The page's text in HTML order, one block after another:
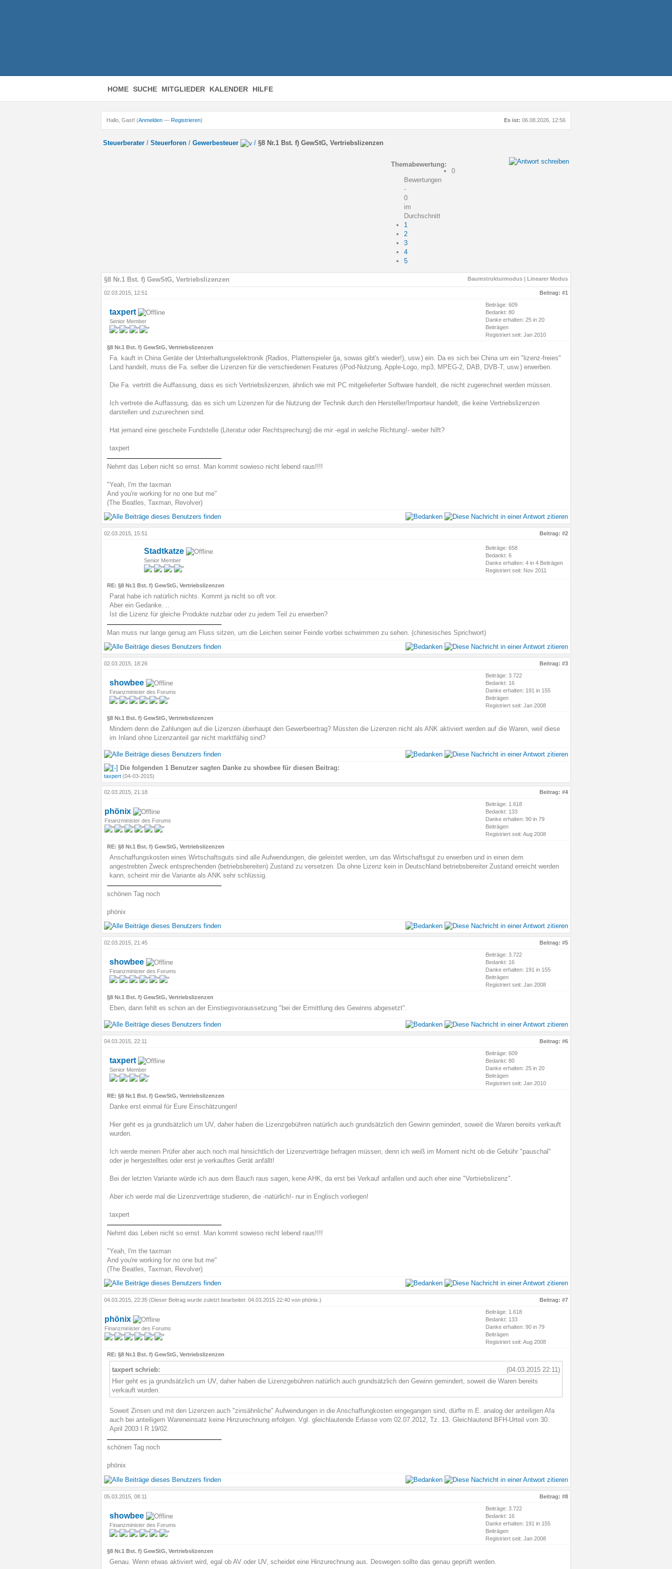
HOME SUCHE MITGLIEDER KALENDER HILFE
Es ist: 06.08.2026, 12:56
Hallo, Gast! (Anmelden— Registrieren)
Steuerberater/ Steuerforen/ Gewerbesteuer / §8 Nr.1 Bst. f) GewStG, Vertriebslizenzen
Themabewertung:
0
Bewertungen
-
0
im
Durchschnitt
1
2
3
4
5
Baumstrukturmodus| Linearer Modus
§8 Nr.1 Bst. f) GewStG, Vertriebslizenzen
02.03.2015, 12:51 Beitrag: #1
taxpert
Senior Member
Beiträge: 609
Bedankt: 80
Danke erhalten: 25 in 20
Beiträgen
Registriert seit: Jan 2010
§8 Nr.1 Bst. f) GewStG, Vertriebslizenzen
Fa. kauft in China Geräte der Unterhaltungselektronik (Radios, Plattenspieler (ja, sowas gibt's wieder!), usw.) ein. Da es sich bei China um ein "lizenz-freies"
Land handelt, muss die Fa. selber die Lizenzen für die verschiedenen Features (iPod-Nutzung, Apple-Logo, mp3, MPEG-2, DAB, DVB-T, usw.) erwerben.
Die Fa. vertritt die Auffassung, dass es sich Vertriebslizenzen, ähnlich wie mit PC mitgelieferter Software handelt, die nicht zugerechnet werden müssen.
Ich vertrete die Auffassung, das es sich um Lizenzen für die Nutzung der Technik durch den Hersteller/Importeur handelt, die keine Vertriebslizenzen
darstellen und zuzurechnen sind.
Hat jemand eine gescheite Fundstelle (Literatur oder Rechtsprechung) die mir -egal in welche Richtung!- weiter hilft?
taxpert
Nehmt das Leben nicht so ernst. Man kommt sowieso nicht lebend raus!!!!
"Yeah, I'm the taxman
And you're working for no one but me"
(The Beatles, Taxman, Revolver)
02.03.2015, 15:51 Beitrag: #2
Stadtkatze
Senior Member
Beiträge: 658
Bedankt: 6
Danke erhalten: 4 in 4 Beiträgen
Registriert seit: Nov 2011
RE: §8 Nr.1 Bst. f) GewStG, Vertriebslizenzen
Parat habe ich natürlich nichts. Kommt ja nicht so oft vor.
Aber ein Gedanke. ..
Ist die Lizenz für gleiche Produkte nutzbar oder zu jedem Teil zu erwerben?
Man muss nur lange genug am Fluss sitzen, um die Leichen seiner Feinde vorbei schwimmen zu sehen. (chinesisches Sprichwort)
02.03.2015, 18:26 Beitrag: #3
showbee
Finanzminister des Forums
Beiträge: 3.722
Bedankt: 16
Danke erhalten: 191 in 155
Beiträgen
Registriert seit: Jan 2008
§8 Nr.1 Bst. f) GewStG, Vertriebslizenzen
Mindern denn die Zahlungen auf die Lizenzen überhaupt den Gewerbeertrag? Müssten die Lizenzen nicht als ANK aktiviert werden auf die Waren, weil diese
im Inland ohne Lizenzanteil gar nicht marktfähig sind?
Die folgenden 1 Benutzer sagten Danke zu showbee für diesen Beitrag:
taxpert(04-03-2015)
02.03.2015, 21:18 Beitrag: #4
phönix
Finanzminister des Forums
Beiträge: 1.618
Bedankt: 133
Danke erhalten: 90 in 79
Beiträgen
Registriert seit: Aug 2008
RE: §8 Nr.1 Bst. f) GewStG, Vertriebslizenzen
Anschaffungskosten eines Wirtschaftsguts sind alle Aufwendungen, die geleistet werden, um das Wirtschaftsgut zu erwerben und in einen dem
angestrebten Zweck entsprechenden (betriebsbereiten) Zustand zu versetzen. Da ohne Lizenz kein in Deutschland betriebsbereiter Zustand erreicht werden
kann, scheint mir die Variante als ANK sehr schlüssig.
schönen Tag noch
phönix
02.03.2015, 21:45 Beitrag: #5
showbee
Finanzminister des Forums
Beiträge: 3.722
Bedankt: 16
Danke erhalten: 191 in 155
Beiträgen
Registriert seit: Jan 2008
§8 Nr.1 Bst. f) GewStG, Vertriebslizenzen
Eben, dann fehlt es schon an der Einstiegsvoraussetzung "bei der Ermittlung des Gewinns abgesetzt".
04.03.2015, 22:11 Beitrag: #6
taxpert
Senior Member
Beiträge: 609
Bedankt: 80
Danke erhalten: 25 in 20
Beiträgen
Registriert seit: Jan 2010
RE: §8 Nr.1 Bst. f) GewStG, Vertriebslizenzen
Danke erst einmal für Eure Einschätzungen!
Hier geht es ja grundsätzlich um UV, daher haben die Lizenzgebühren natürlich auch grundsätzlich den Gewinn gemindert, soweit die Waren bereits verkauft
wurden.
Ich werde meinen Prüfer aber auch noch mal hinsichtlich der Lizenzverträge befragen müssen, denn ich weiß im Moment nicht ob die Gebühr "pauschal"
oder je hergestelltes oder erst je verkauftes Gerät anfällt!
Bei der letzten Variante würde ich aus dem Bauch raus sagen, kene AHK, da erst bei Verkauf anfallen und auch eher eine "Vertriebslizenz".
Aber ich werde mal die Lizenzverträge studieren, die -natürlich!- nur in Englisch vorliegen!
taxpert
Nehmt das Leben nicht so ernst. Man kommt sowieso nicht lebend raus!!!!
"Yeah, I'm the taxman
And you're working for no one but me"
(The Beatles, Taxman, Revolver)
04.03.2015, 22:35 (Dieser Beitrag wurde zuletzt bearbeitet: 04.03.2015 22:40 von phönix .) Beitrag: #7
phönix
Finanzminister des Forums
Beiträge: 1.618
Bedankt: 133
Danke erhalten: 90 in 79
Beiträgen
Registriert seit: Aug 2008
RE: §8 Nr.1 Bst. f) GewStG, Vertriebslizenzen
(04.03.2015 22:11)
taxpert schrieb:
Hier geht es ja grundsätzlich um UV, daher haben die Lizenzgebühren natürlich auch grundsätzlich den Gewinn gemindert, soweit die Waren bereits
verkauft wurden.
Soweit Zinsen und mit den Lizenzen auch "zinsähnliche" Aufwendungen in die Anschaffungkosten eingegangen sind, dürfte m.E. analog der anteiligen Afa
auch bei anteiligem Wareneinsatz keine Hinzurechnung erfolgen. Vgl. gleichlautende Erlasse vom 02.07.2012, Tz. 13. Gleichlautend BFH-Urteil vom 30.
April 2003 I R 19/02.
schönen Tag noch
phönix
05.03.2015, 08:11 Beitrag: #8
showbee
Finanzminister des Forums
Beiträge: 3.722
Bedankt: 16
Danke erhalten: 191 in 155
Beiträgen
Registriert seit: Jan 2008
§8 Nr.1 Bst. f) GewStG, Vertriebslizenzen
Genau. Wenn etwas aktiviert wird, egal ob AV oder UV, scheidet eine Hinzurechnung aus. Deswegen sollte das genau geprüft werden.